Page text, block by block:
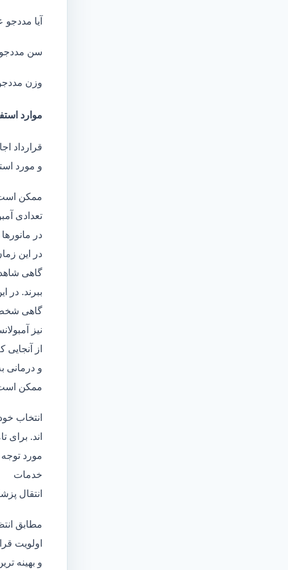
آیا
سن
وزن
موارد
قرارداد
و مورد
ممکن است
تعدادی
در
در این
گاهی
ببرند. در
گاهی شخص
نیز
از
و درمانی
ممکن است
انتخاب
اند. برای
مورد
خدمات
انتقال
مطابق
اولویت
و بهینه